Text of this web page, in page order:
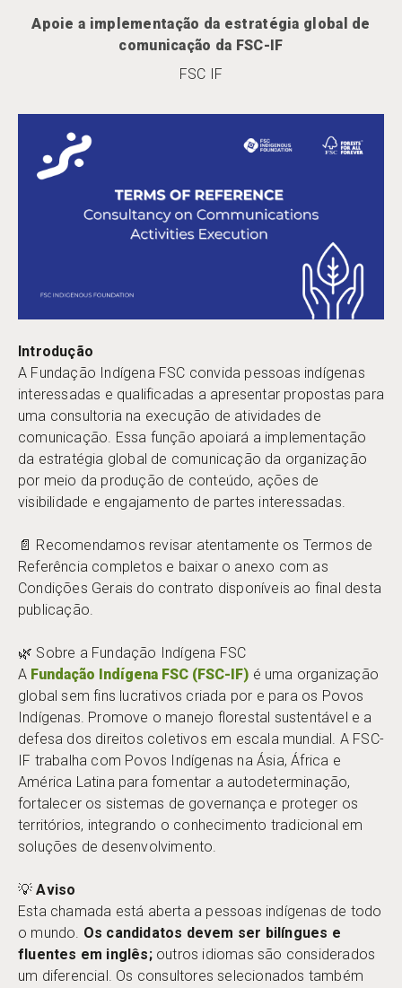
Apoie a implementação da estratégia global de
comunicação da FSC-IF
FSC IF
Introdução
A Fundação Indígena FSC convida pessoas indígenas
interessadas e qualificadas a apresentar propostas para
uma consultoria na execução de atividades de
comunicação. Essa função apoiará a implementação
da estratégia global de comunicação da organização
por meio da produção de conteúdo, ações de
visibilidade e engajamento de partes interessadas.
📄 Recomendamos revisar atentamente os Termos de
Referência completos e baixar o anexo com as
Condições Gerais do contrato disponíveis ao final desta
publicação.
🌿 Sobre a Fundação Indígena FSC
A Fundação Indígena FSC (FSC-IF) é uma organização
global sem fins lucrativos criada por e para os Povos
Indígenas. Promove o manejo florestal sustentável e a
defesa dos direitos coletivos em escala mundial. A FSC-
IF trabalha com Povos Indígenas na Ásia, África e
América Latina para fomentar a autodeterminação,
fortalecer os sistemas de governança e proteger os
territórios, integrando o conhecimento tradicional em
soluções de desenvolvimento.
💡Aviso
Esta chamada está aberta a pessoas indígenas de todo
o mundo. Os candidatos devem ser bilíngues e
fluentes em inglês;outros idiomas são considerados
um diferencial. Os consultores selecionados também